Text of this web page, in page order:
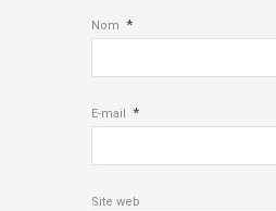
Nom *
E-mail *
Site web